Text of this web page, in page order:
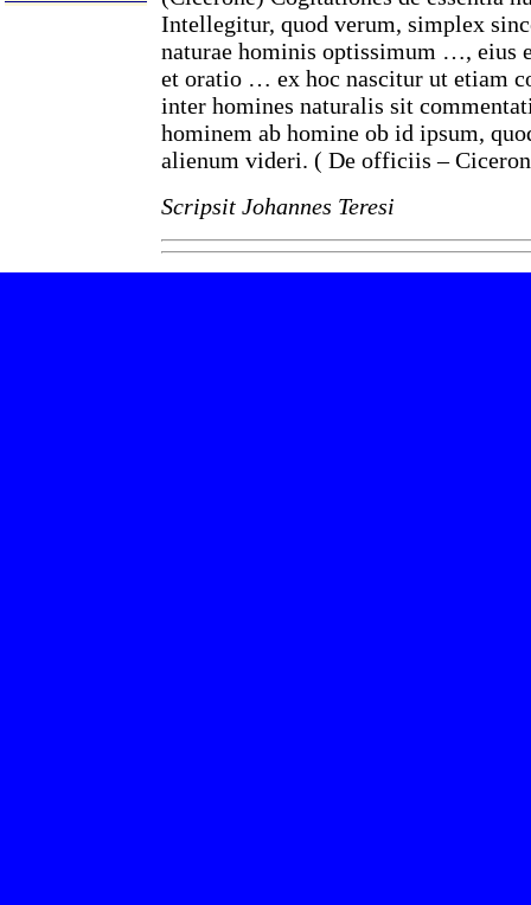
Intellegitur, quod verum, simplex
naturae hominis optissimum …, eius
et oratio … ex hoc nascitur ut etiam
inter homines naturalis sit
hominem ab homine ob id ipsum,
alienum videri. ( De officiis –
Scripsit Johannes Teresi